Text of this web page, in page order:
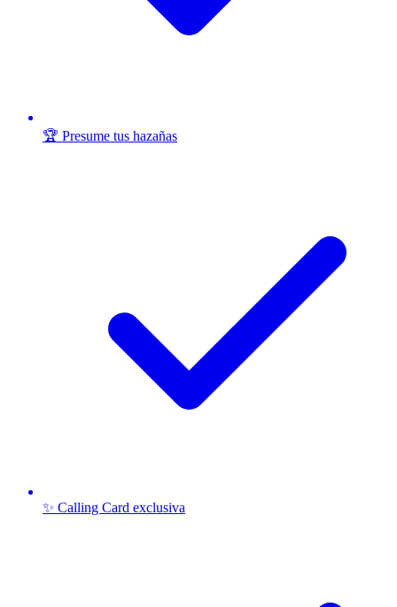
🏆 Presume tus hazañas
✨ Calling Card exclusiva